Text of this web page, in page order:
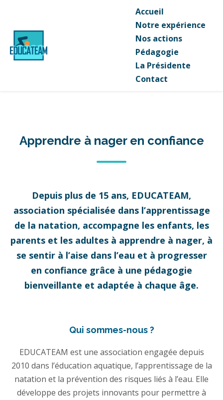
Accueil
Notre expérience
Nos actions
Pédagogie
La Présidente
Contact
Apprendre à nager en confiance
Depuis plus de 15 ans, EDUCATEAM,
association spécialisée dans l’apprentissage
de la natation, accompagne les enfants, les
parents et les adultes à apprendre à nager, à
se sentir à l’aise dans l’eau et à progresser
en confiance grâce à une pédagogie
bienveillante et adaptée à chaque âge.
Qui sommes-nous ?
EDUCATEAM est une association engagée depuis
2010 dans l’éducation aquatique, l’apprentissage de la
natation et la prévention des risques liés à l’eau. Elle
développe des projets innovants pour permettre à